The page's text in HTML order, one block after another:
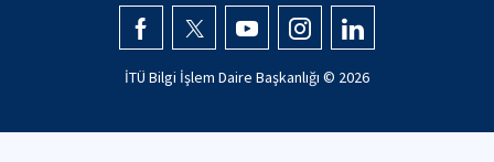
İTÜ Bilgi İşlem Daire Başkanlığı © 2026